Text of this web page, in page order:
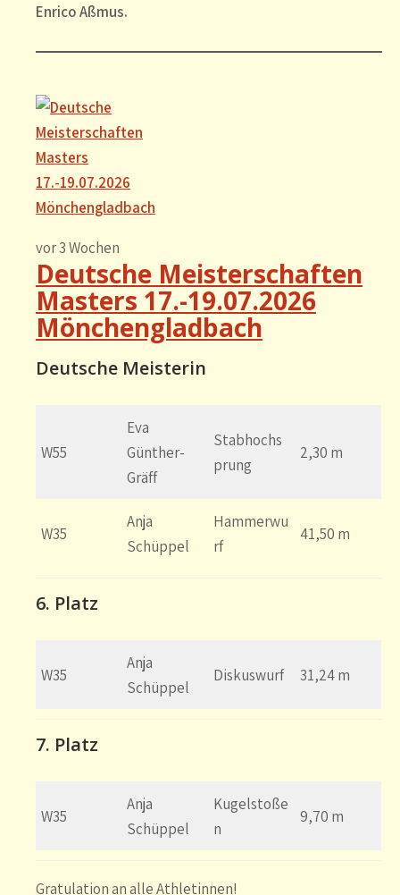
Enrico Aßmus.
vor 3 Wochen
Deutsche Meisterschaften
Masters 17.-19.07.2026
Mönchengladbach
Deutsche Meisterin
W55
Eva
Günther-
Gräff
Stabhochs
prung
2,30 m
W35
Anja
Schüppel
Hammerwu
rf
41,50 m
6. Platz
W35
Anja
Schüppel
Diskuswurf 31,24 m
7. Platz
W35
Anja
Schüppel
Kugelstoße
n
9,70 m
Gratulation an alle Athletinnen!